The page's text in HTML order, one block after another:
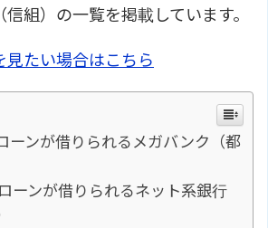
組）の一覧を掲載しています。
見たい場合はこちら
ーンが借りられるメガバンク（都
ーンが借りられるネット系銀行